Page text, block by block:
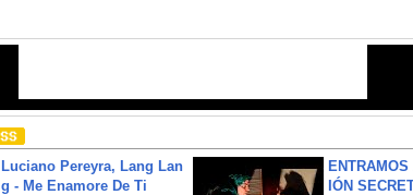
Luciano Pereyra, Lang Lan
g - Me Enamore De Ti
IÓN